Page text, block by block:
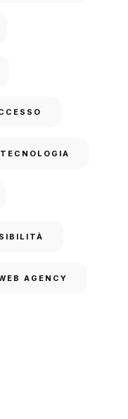
TECNOLOGIA
AGENCY